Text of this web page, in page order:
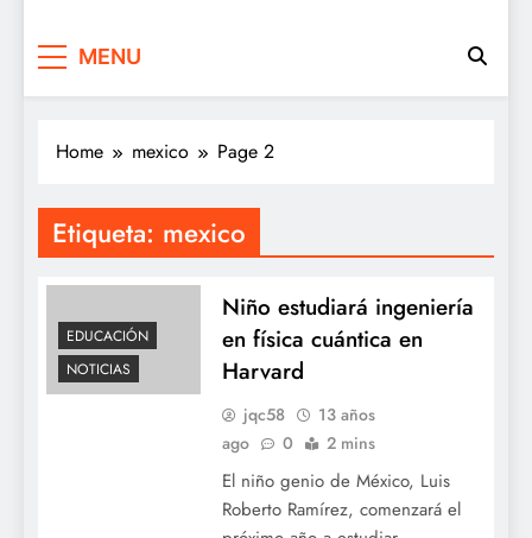
MENU
Home mexico Page 2
Etiqueta: mexico
EDUCACIÓN
NOTICIAS
Niño estudiará ingeniería
en física cuántica en
Harvard
jqc58
13 años
ago
0 2 mins
El niño genio de México, Luis
Roberto Ramírez, comenzará el